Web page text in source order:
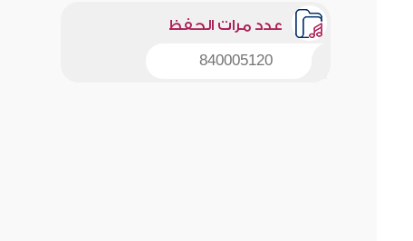
عدد مرات الحفظ
840005120